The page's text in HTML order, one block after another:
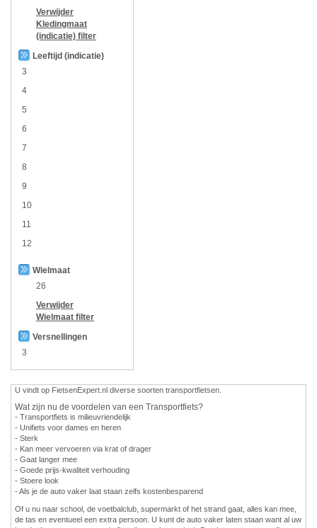
Verwijder
Kledingmaat
(indicatie) filter
Leeftijd (indicatie)
3
4
5
6
7
8
9
10
11
12
Wielmaat
26
Verwijder
Wielmaat filter
Versnellingen
3
U vindt op FietsenExpert.nl diverse soorten transportfietsen.
Wat zijn nu de voordelen van een Transportfiets?
- Transportfiets is milieuvriendelijk
- Unifiets voor dames en heren
- Sterk
- Kan meer vervoeren via krat of drager
- Gaat langer mee
- Goede prijs-kwaliteit verhouding
- Stoere look
- Als je de auto vaker laat staan zelfs kostenbesparend
Of u nu naar school, de voetbalclub, supermarkt of het strand gaat, alles kan mee,
de tas en eventueel een extra persoon. U kunt de auto vaker laten staan want al uw